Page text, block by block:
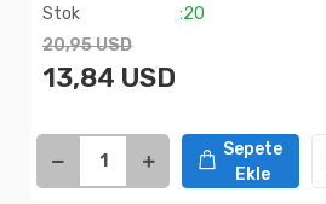
Stok
:20
20,95 USD
13,84 USD
Sepete
Ekle